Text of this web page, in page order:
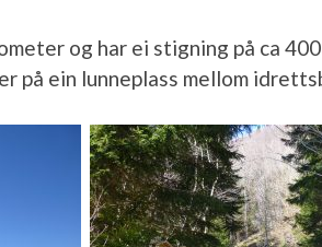
og har ei stigning på ca
på ein lunneplass mellom